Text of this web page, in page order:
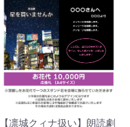
【凛城クィナ扱い】朗読劇